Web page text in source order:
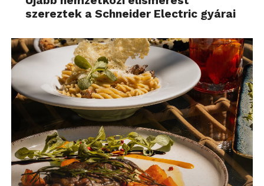
szereztek a Schneider Electric gyárai